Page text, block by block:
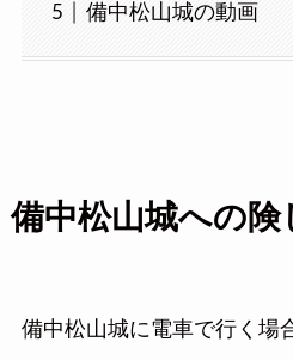
備中松山城の動画
備中松山城への険
備中松山城に電車で行く場